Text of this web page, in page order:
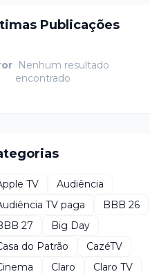
Publicações
Nenhum resultado
encontrado
TV
Audiência
TV paga
BBB 26
27
Big Day
do Patrão
CazéTV
Claro
Claro TV